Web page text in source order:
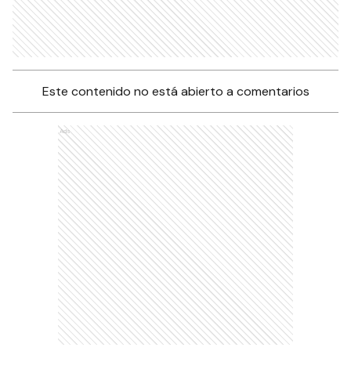
Este contenido no está abierto a comentarios
Ads